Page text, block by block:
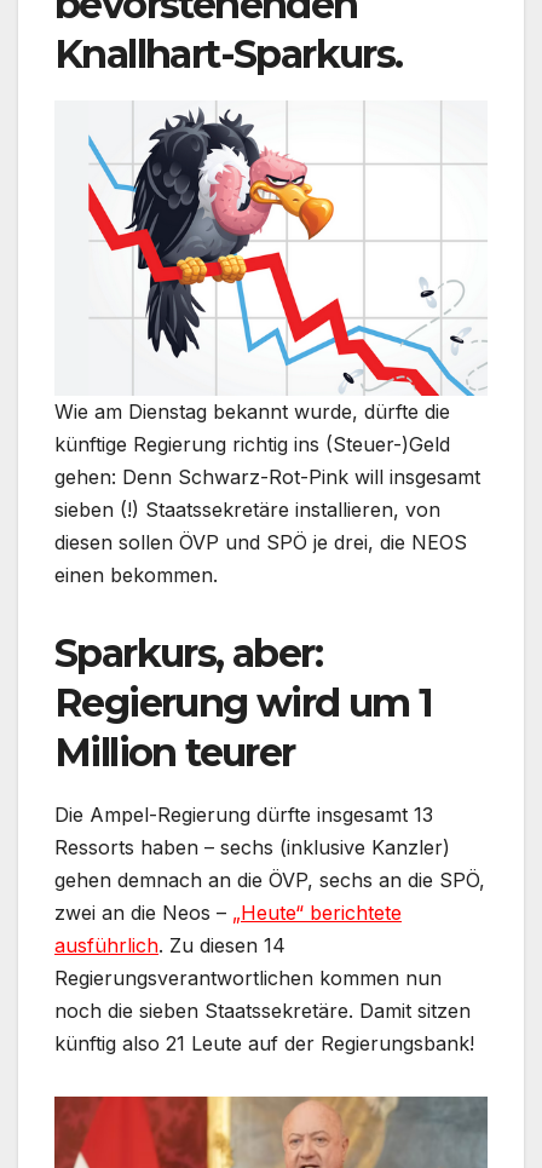
Knallhart-Sparkurs.
Wie am Dienstag bekannt wurde, dürfte die
künftige Regierung richtig ins (Steuer-)Geld
gehen: Denn Schwarz-Rot-Pink will insgesamt
sieben (!) Staatssekretäre installieren, von
diesen sollen ÖVP und SPÖ je drei, die NEOS
einen bekommen.
Sparkurs, aber:
Regierung wird um 1
Million teurer
Die Ampel-Regierung dürfte insgesamt 13
Ressorts haben – sechs (inklusive Kanzler)
gehen demnach an die ÖVP, sechs an die SPÖ,
zwei an die Neos – „Heute“ berichtete
ausführlich. Zu diesen 14
Regierungsverantwortlichen kommen nun
noch die sieben Staatssekretäre. Damit sitzen
künftig also 21 Leute auf der Regierungsbank!